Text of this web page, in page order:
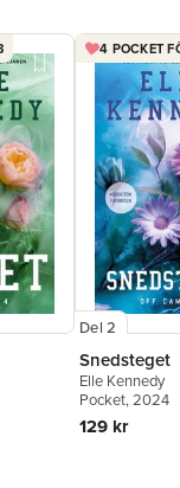
4 POCKET
Del 2
Snedsteget
Elle Kennedy
Pocket, 2024
129 kr